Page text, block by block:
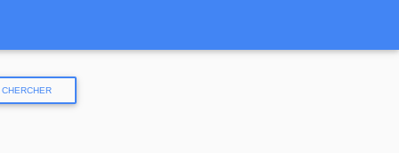
CHERCHER